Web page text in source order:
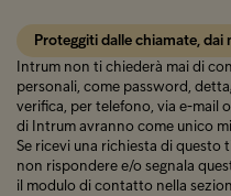
Proteggiti dalle chiamate, dai
Intrum non ti chiederà mai di
personali, come password,
verifica, per telefono, via e-mail
di Intrum avranno come unico
Se ricevi una richiesta di questo
non rispondere e/o segnala
il modulo di contatto nella